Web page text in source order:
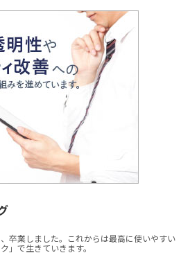
卒業しました。これからは最高に使いやすい
」で生きていきます。